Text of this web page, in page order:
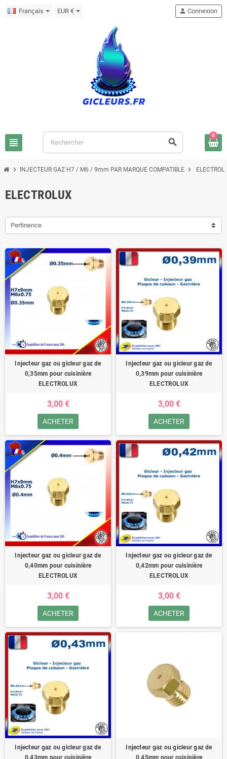
Français EUR €
view_headline search
person Connexion
0
chevron_right INJECTEUR GAZ H7 / M6 / 9mm PAR MARQUE COMPATIBLE chevron_right
ELECTROLUX
Pertinence
Injecteur gaz ou gicleur gaz de
0,35mm pour cuisinière
ELECTROLUX
3,00 €
ACHETER
Injecteur gaz ou gicleur gaz de
0,39mm pour cuisinière
ELECTROLUX
3,00 €
ACHETER
Injecteur gaz ou gicleur gaz de
0,40mm pour cuisinière
ELECTROLUX
3,00 €
ACHETER
Injecteur gaz ou gicleur gaz de
0,42mm pour cuisinière
ELECTROLUX
3,00 €
ACHETER
Injecteur gaz ou gicleur gaz de
0,43mm pour cuisinière
Injecteur gaz ou gicleur gaz de
0,45mm pour cuisinière